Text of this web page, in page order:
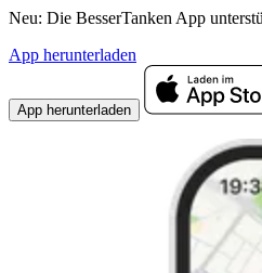
Neu: Die BesserTanken App
App herunterladen
App herunterladen